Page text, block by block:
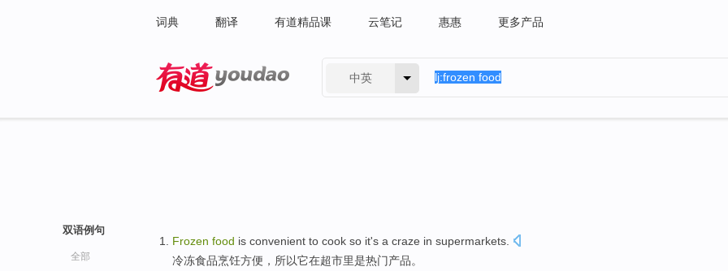
词典 翻译 有道精品课 云笔记 惠惠 更多产品
中英
双语例句
全部
Frozen food is convenient to cook so it's a craze in supermarkets
冷冻食品烹饪方便 ， 所以它在超市里是热门产品。